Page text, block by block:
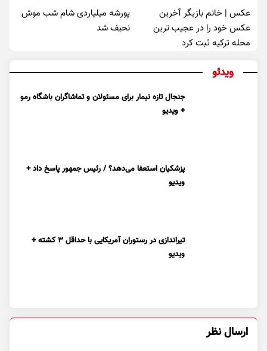
عکس | خانم بازیگر آخرین
عکس خود را در عجیب ترین
محله ترکیه ثبت کرد
پورشه میلیاردی شام شب موش‌
نحیف شد
ویدئو
جنجال تازه نیمار برای مسئولان و تماشاگران باشگاه رمو
+ ویدیو
پزشکیان استعفا می‌دهد؟ / رئیس جمهور پاسخ داد +
ویدیو
تیراندازی در رستوران آمریکایی با حداقل ۳ کشته +
ویدیو
ارسال نظر